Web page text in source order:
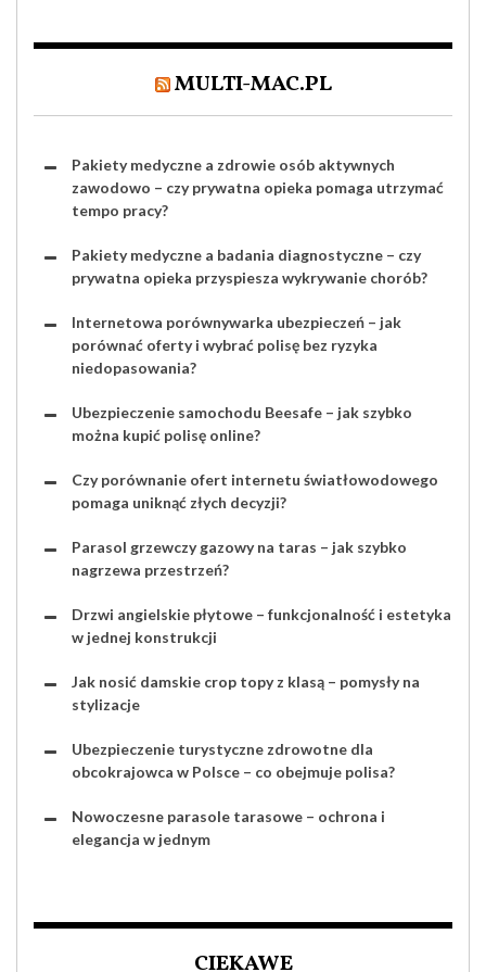
MULTI-MAC.PL
Pakiety medyczne a zdrowie osób aktywnych
zawodowo – czy prywatna opieka pomaga utrzymać
tempo pracy?
Pakiety medyczne a badania diagnostyczne – czy
prywatna opieka przyspiesza wykrywanie chorób?
Internetowa porównywarka ubezpieczeń – jak
porównać oferty i wybrać polisę bez ryzyka
niedopasowania?
Ubezpieczenie samochodu Beesafe – jak szybko
można kupić polisę online?
Czy porównanie ofert internetu światłowodowego
pomaga uniknąć złych decyzji?
Parasol grzewczy gazowy na taras – jak szybko
nagrzewa przestrzeń?
Drzwi angielskie płytowe – funkcjonalność i estetyka
w jednej konstrukcji
Jak nosić damskie crop topy z klasą – pomysły na
stylizacje
Ubezpieczenie turystyczne zdrowotne dla
obcokrajowca w Polsce – co obejmuje polisa?
Nowoczesne parasole tarasowe – ochrona i
elegancja w jednym
CIEKAWE